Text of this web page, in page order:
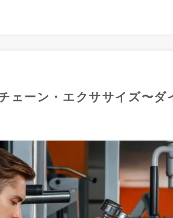
ェーン・エクササイズ〜ダ